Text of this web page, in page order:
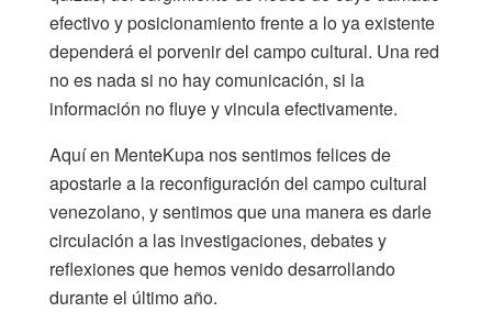
efectivo y posicionamiento frente a lo ya existente
dependerá el porvenir del campo cultural. Una red
no es nada si no hay comunicación, si la
información no fluye y vincula efectivamente.
Aquí en MenteKupa nos sentimos felices de
apostarle a la reconfiguración del campo cultural
venezolano, y sentimos que una manera es darle
circulación a las investigaciones, debates y
reflexiones que hemos venido desarrollando
durante el último año.